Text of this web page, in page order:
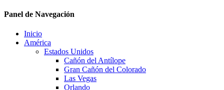
Panel de Navegación
Inicio
América
Estados Unidos
Cañón del Antílope
Gran Cañón del Colorado
Las Vegas
Orlando